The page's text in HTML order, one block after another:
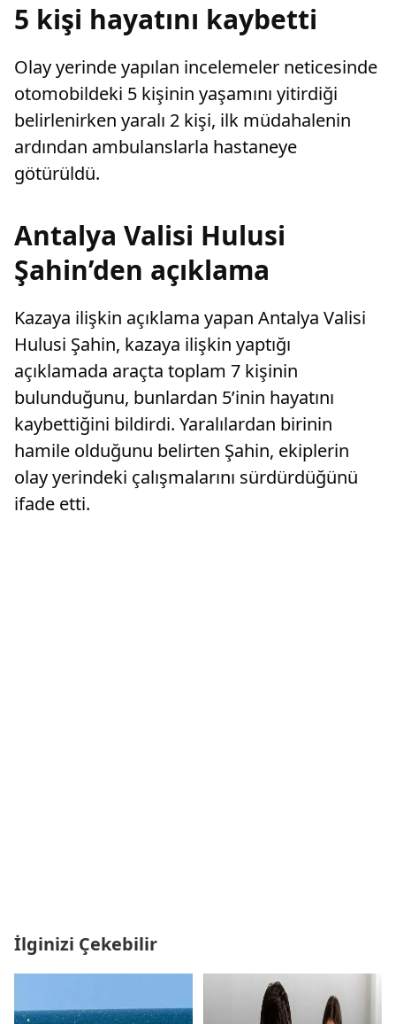
5 kişi hayatını kaybetti
Olay yerinde yapılan incelemeler neticesinde
otomobildeki 5 kişinin yaşamını yitirdiği
belirlenirken yaralı 2 kişi, ilk müdahalenin
ardından ambulanslarla hastaneye
götürüldü.
Antalya Valisi Hulusi
Şahin’den açıklama
Kazaya ilişkin açıklama yapan Antalya Valisi
Hulusi Şahin, kazaya ilişkin yaptığı
açıklamada araçta toplam 7 kişinin
bulunduğunu, bunlardan 5’inin hayatını
kaybettiğini bildirdi. Yaralılardan birinin
hamile olduğunu belirten Şahin, ekiplerin
olay yerindeki çalışmalarını sürdürdüğünü
ifade etti.
İlginizi Çekebilir